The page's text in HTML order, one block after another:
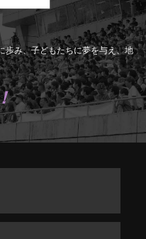
歩み、子どもたちに夢を与え、地